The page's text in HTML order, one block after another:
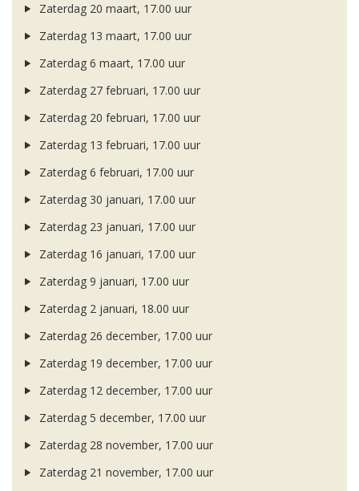
Zaterdag 20 maart, 17.00 uur
Zaterdag 13 maart, 17.00 uur
Zaterdag 6 maart, 17.00 uur
Zaterdag 27 februari, 17.00 uur
Zaterdag 20 februari, 17.00 uur
Zaterdag 13 februari, 17.00 uur
Zaterdag 6 februari, 17.00 uur
Zaterdag 30 januari, 17.00 uur
Zaterdag 23 januari, 17.00 uur
Zaterdag 16 januari, 17.00 uur
Zaterdag 9 januari, 17.00 uur
Zaterdag 2 januari, 18.00 uur
Zaterdag 26 december, 17.00 uur
Zaterdag 19 december, 17.00 uur
Zaterdag 12 december, 17.00 uur
Zaterdag 5 december, 17.00 uur
Zaterdag 28 november, 17.00 uur
Zaterdag 21 november, 17.00 uur